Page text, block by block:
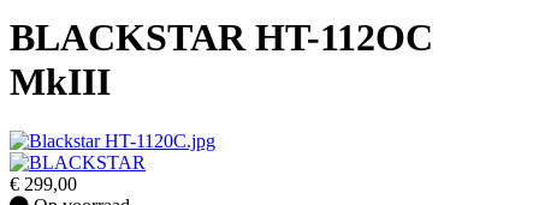
BLACKSTAR HT-112OC
MkIII
€ 299,00